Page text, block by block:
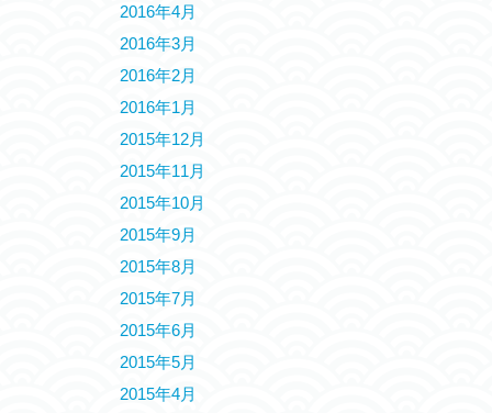
2016年4月
2016年3月
2016年2月
2016年1月
2015年12月
2015年11月
2015年10月
2015年9月
2015年8月
2015年7月
2015年6月
2015年5月
2015年4月